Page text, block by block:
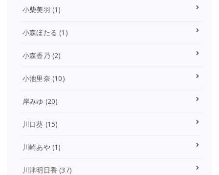
小柴美羽 (1)
小森ほたる (1)
小森香乃 (2)
小池里奈 (10)
岸みゆ (20)
川口葵 (15)
川崎あや(1)
川津明日香 (37)